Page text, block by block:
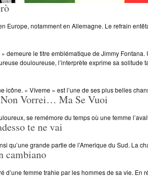
Europe, notamment en Allemagne. Le refrain
demeure le titre emblématique de Jimmy
douloureuse, l’interprète exprime sa
« Víveme » est l’une de ses plus belles
Vorrei… Ma Se Vuoi
se remémore du temps où une femme
te ne vai
qu’une grande partie de l’Amerique du Sud. La
cambiano
d’une femme trahie par les hommes de sa vie.